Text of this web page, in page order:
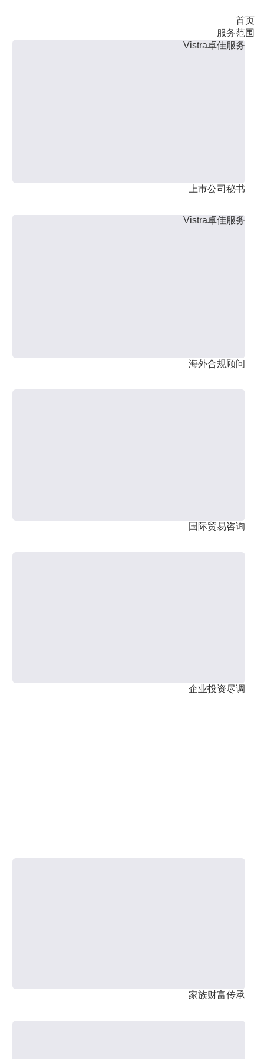
首页
服务范围
Vistra卓佳服务
上市公司秘书
Vistra卓佳服务
海外合规顾问
国际贸易咨询
企业投资尽调
家族财富传承